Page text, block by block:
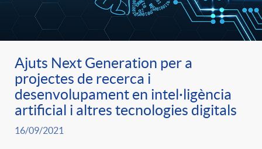
r
a
S
p
e
r
e
n
i
i
c
a
Ajuts Next Generation per a
projectes de recerca i
desenvolupament en intel·ligència
artificial i altres tecnologies digitals
16/09/2021